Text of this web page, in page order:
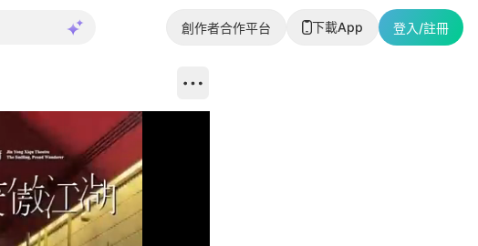
創作者合作平台 下載App 登入/註冊